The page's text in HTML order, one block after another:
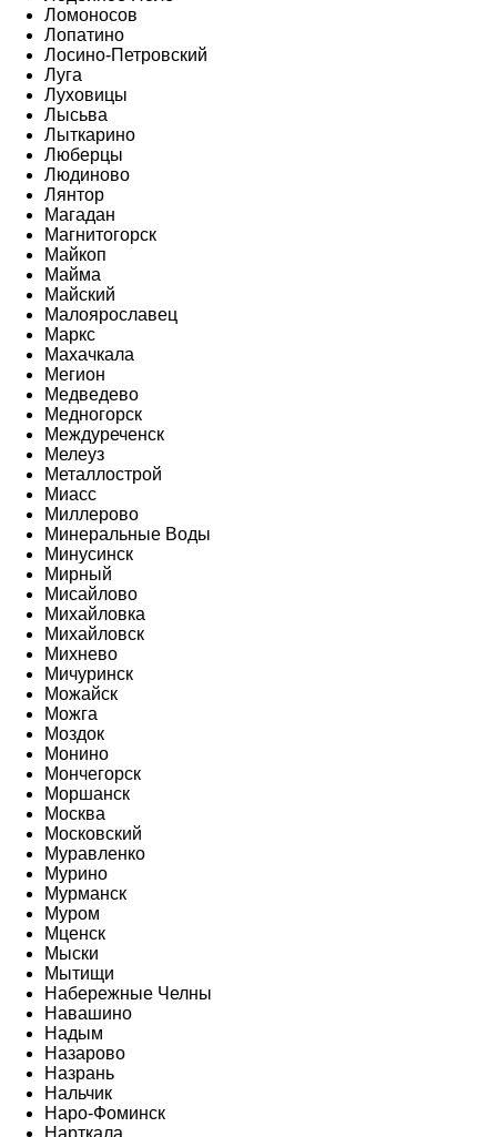
Ломоносов
Лопатино
Лосино-Петровский
Луга
Луховицы
Лысьва
Лыткарино
Люберцы
Людиново
Лянтор
Магадан
Магнитогорск
Майкоп
Майма
Майский
Малоярославец
Маркс
Махачкала
Мегион
Медведево
Медногорск
Междуреченск
Мелеуз
Металлострой
Миасс
Миллерово
Минеральные Воды
Минусинск
Мирный
Мисайлово
Михайловка
Михайловск
Михнево
Мичуринск
Можайск
Можга
Моздок
Монино
Мончегорск
Моршанск
Москва
Московский
Муравленко
Мурино
Мурманск
Муром
Мценск
Мыски
Мытищи
Набережные Челны
Навашино
Надым
Назарово
Назрань
Нальчик
Наро-Фоминск
Нарткала